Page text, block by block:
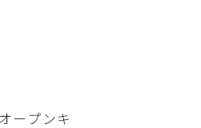
ープンキ